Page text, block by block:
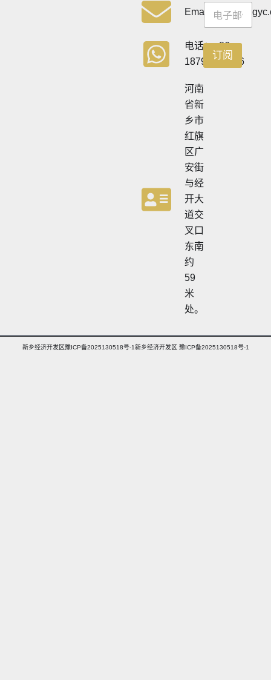
电话：+86
18790570716
河南
省新
乡市
红旗
区广
安街
与经
开大
道交
叉口
东南
约
59
米
处。
讯
通
讯
通
讯
订阅
新乡经济开发区豫ICP备2025130518号-1新乡经济开发区 豫ICP备2025130518号-1